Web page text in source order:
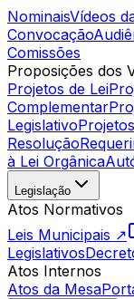
NominaisVídeos
Convocação
Comissões
Proposições dos
Projetos de Lei
Complementar
Legislativo
Resolução
à Lei Orgânica
Legislação
Atos Normativos
Leis Municipais ↗
Legislativos
Atos Internos
Atos da Mesa